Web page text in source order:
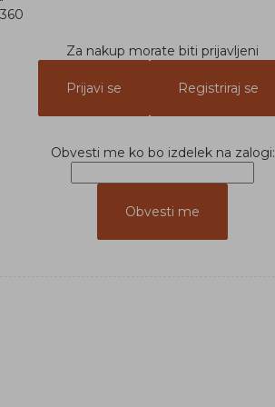
Za nakup morate biti prijavljeni
Prijavi se Registriraj se
Obvesti me ko bo izdelek na zalogi: